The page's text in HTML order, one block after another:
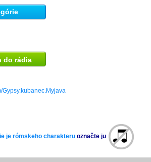
do rádia
Gypsy.kubanec.Myjava
je rómskeho charakteru označte ju